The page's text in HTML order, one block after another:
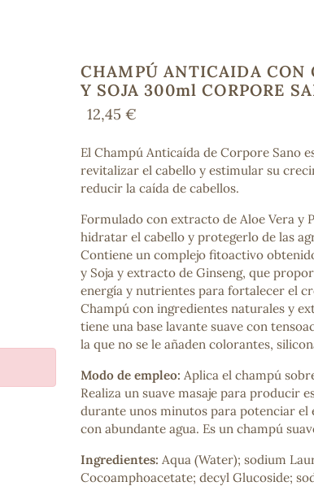
y glucosa
PERSONAL
corporales
CHAMPÚ ANTICAIDA CON
Y SOJA 300ml CORPORE
12,45 €
El Champú Anticaída de Corpore Sano
revitalizar el cabello y estimular su
reducir la caída de cabellos.
Formulado con extracto de Aloe Vera y
hidratar el cabello y protegerlo de las
Contiene un complejo fitoactivo
y Soja y extracto de Ginseng, que
energía y nutrientes para fortalecer el
Champú con ingredientes naturales y
tiene una base lavante suave con
la que no se le añaden colorantes,
Modo de empleo: Aplica el champú
Realiza un suave masaje para producir
durante unos minutos para potenciar el
con abundante agua. Es un champú
Ingredientes: Aqua (Water); sodium
Cocoamphoacetate; decyl Glucoside;